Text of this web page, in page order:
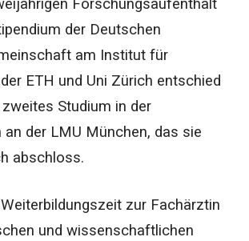
Forschungsaufenthalt
der Deutschen
am Institut für
ETH und Uni Zürich entschied
Studium in der
an der LMU München, das sie
abschloss.
zur Fachärztin
und wissenschaftlichen